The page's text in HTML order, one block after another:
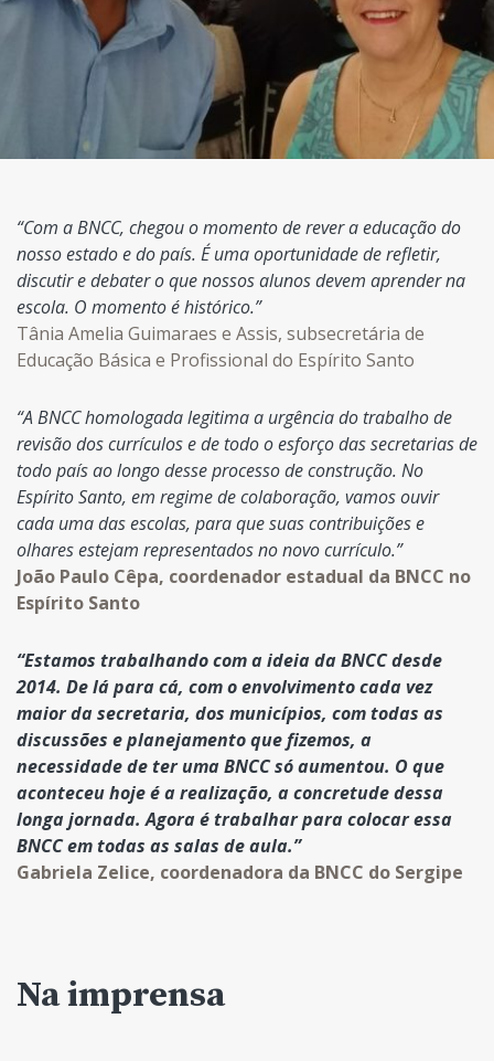
“Com a BNCC, chegou o momento de rever a educação do
nosso estado e do país. É uma oportunidade de refletir,
discutir e debater o que nossos alunos devem aprender na
escola. O momento é histórico.”
Tânia Amelia Guimaraes e Assis, subsecretária de
Educação Básica e Profissional do Espírito Santo
“A BNCC homologada legitima a urgência do trabalho de
revisão dos currículos e de todo o esforço das secretarias de
todo país ao longo desse processo de construção. No
Espírito Santo, em regime de colaboração, vamos ouvir
cada uma das escolas, para que suas contribuições e
olhares estejam representados no novo currículo.”
João Paulo Cêpa, coordenador estadual da BNCC no
Espírito Santo
“Estamos trabalhando com a ideia da BNCC desde
2014. De lá para cá, com o envolvimento cada vez
maior da secretaria, dos municípios, com todas as
discussões e planejamento que fizemos, a
necessidade de ter uma BNCC só aumentou. O que
aconteceu hoje é a realização, a concretude dessa
longa jornada. Agora é trabalhar para colocar essa
BNCC em todas as salas de aula.”
Gabriela Zelice, coordenadora da BNCC do Sergipe
Na imprensa